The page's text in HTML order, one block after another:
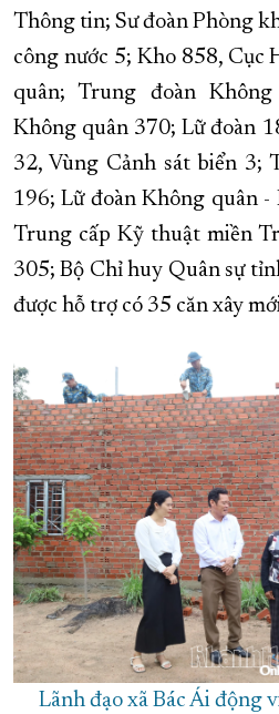
Thông tin; Sư đoàn Phòng
công nước 5; Kho 858, Cục
quân; Trung đoàn
Không quân 370; Lữ đoàn
32, Vùng Cảnh sát biển 3;
196; Lữ đoàn Không quân
Trung cấp Kỹ thuật miền
305; Bộ Chỉ huy Quân sự
được hỗ trợ có 35 căn xây
Lãnh đạo xã Bác Ái động